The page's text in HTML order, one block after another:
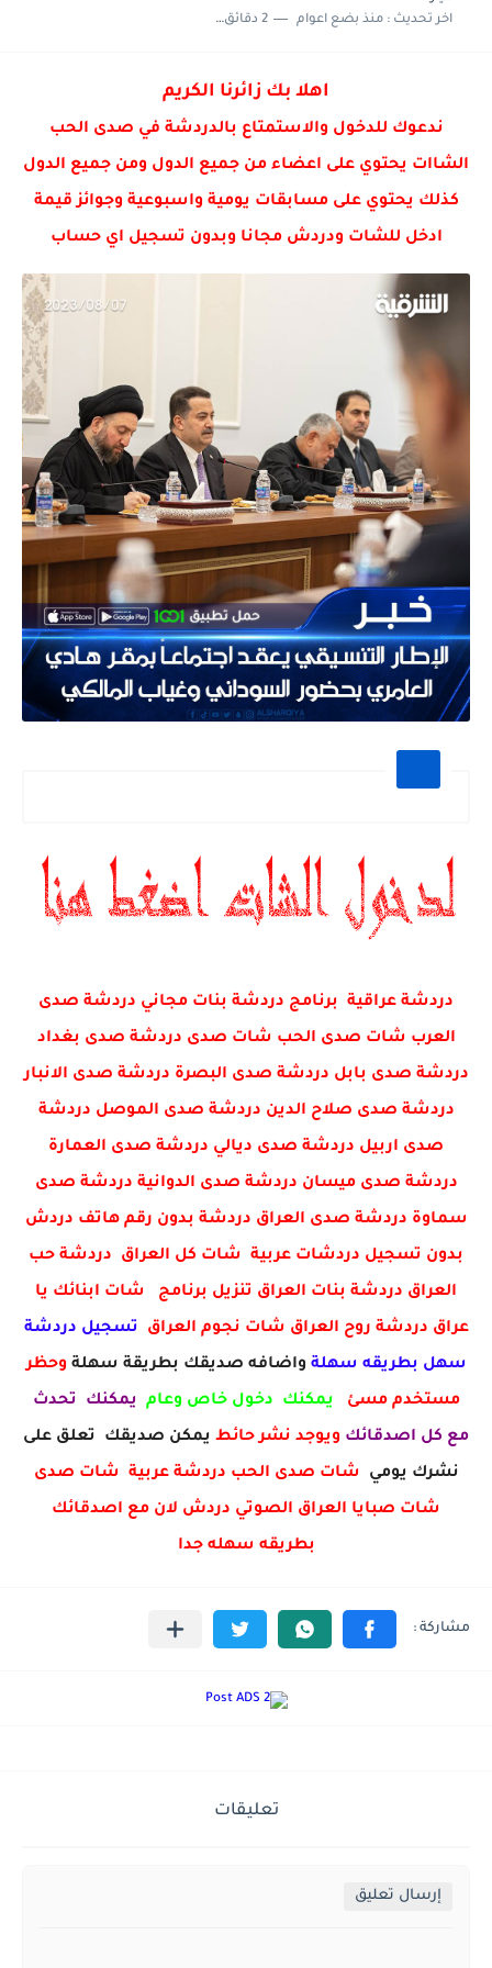
اخر تحديث :منذ بضع اعوام 2 دقائق للقراءة
اهلا بك زائرنا الكريم
ندعوك للدخول والاستمتاع بالدردشة في صدى الحب
الشاات يحتوي على اعضاء من جميع الدول ومن جميع الدول
كذلك يحتوي على مسابقات يومية واسبوعية وجوائز قيمة
ادخل للشات ودردش مجانا وبدون تسجيل اي حساب
دردشة عراقية برنامج دردشة بنات مجاني دردشة صدى
العرب شات صدى الحب شات صدى دردشة صدى بغداد
دردشة صدى بابل دردشة صدى البصرة دردشة صدى الانبار
دردشة صدى صلاح الدين دردشة صدى الموصل دردشة
صدى اربيل دردشة صدى ديالي دردشة صدى العمارة
دردشة صدى ميسان دردشة صدى الدوانية دردشة صدى
سماوة دردشة صدى العراق دردشة بدون رقم هاتف دردش
بدون تسجيل دردشات عربية شات كل العراق دردشة حب
العراق دردشة بنات العراق تنزيل برنامج شات ابنائك يا
عراق دردشة روح العراق شات نجوم العراق تسجيل دردشة
سهل بطريقه سهلة واضافه صديقك بطريقة سهلة وحظر
مستخدم مسئ يمكنك دخول خاص وعام يمكنك تحدث
مع كل اصدقائك ويوجد نشر حائط يمكن صديقك تعلق على
نشرك يومي شات صدى الحب دردشة عربية شات صدى
شات صبايا العراق الصوتي دردش لان مع اصدقائك
بطريقه سهله جدا
تعليقات
إرسال تعليق